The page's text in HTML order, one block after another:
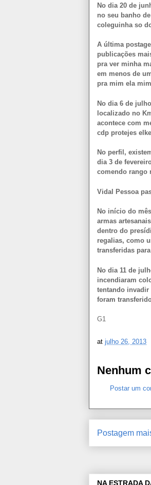
No dia 20 de
no seu banho
coleguinha so
A última
publicações
pra ver minha
em menos de
pra mim ela
No dia 6 de
localizado no
acontece com
cdp protejes
No perfil,
dia 3 de
comendo rango
Vidal Pessoa
No início do
armas
dentro do
regalias, como
transferidas
No dia 11 de
incendiaram
tentando invadir
foram
G1
at julho 26, 2013
Nenhum
Postar um
Postagem
NA ESTRADA